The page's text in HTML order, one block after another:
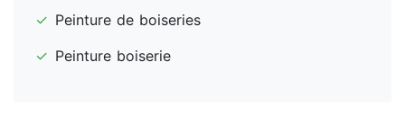
✓ Peinture de boiseries
✓ Peinture boiserie